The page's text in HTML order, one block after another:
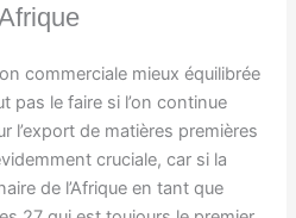
commerciale mieux équilibrée
pas le faire si l’on continue
l’export de matières premières
cruciale, car si la
de l’Afrique en tant que